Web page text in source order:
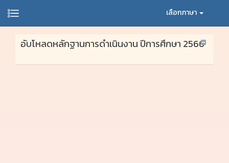
เลือกภาษา
อับโหลดหลักฐานการดำเนินงาน ปีการศึกษา 2566